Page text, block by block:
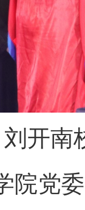
刘开南
党